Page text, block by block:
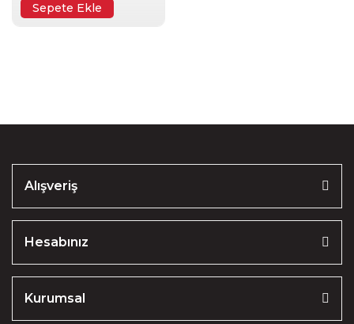
Sepete Ekle
Alışveriş
Hesabınız
Kurumsal